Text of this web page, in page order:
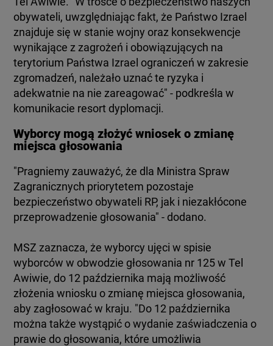
obywateli, uwzględniając fakt, że Państwo Izrael
znajduje się w stanie wojny oraz konsekwencje
wynikające z zagrożeń i obowiązujących na
terytorium Państwa Izrael ograniczeń w zakresie
zgromadzeń, należało uznać te ryzyka i
adekwatnie na nie zareagować" - podkreśla w
komunikacie resort dyplomacji.
Wyborcy mogą złożyć wniosek o zmianę
miejsca głosowania
"Pragniemy zauważyć, że dla Ministra Spraw
Zagranicznych priorytetem pozostaje
bezpieczeństwo obywateli RP, jak i niezakłócone
przeprowadzenie głosowania" - dodano.
MSZ zaznacza, że wyborcy ujęci w spisie
wyborców w obwodzie głosowania nr 125 w Tel
Awiwie, do 12 października mają możliwość
złożenia wniosku o zmianę miejsca głosowania,
aby zagłosować w kraju. "Do 12 października
można także wystąpić o wydanie zaświadczenia o
prawie do głosowania, które umożliwia
KUJAWSKO-POMORSKIE
LUBLIN
LUBUSKIE
RZESZÓW
BIAŁYSTOK
TOTERAZ
OPINIE
ATAK ROSJI NA UKRAINĘ
SZKŁO KONTAKTOWE
CIEKAWOSTKI
PROGRAMY
RAPORTY
TVN24 УКРАЇНСЬКОЮ МОВОЮ
WIĘCEJ